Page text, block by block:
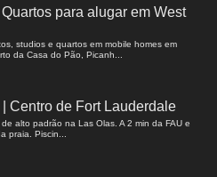
para alugar em West
studios e quartos em mobile homes em
da Casa do Pão, Picanh...
Centro de Fort Lauderdale
alto padrão na Las Olas. A 2 min da FAU e
praia. Piscin...